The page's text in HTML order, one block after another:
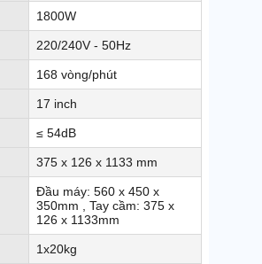
1800W
220/240V - 50Hz
168 vòng/phút
17 inch
≤ 54dB
375 x 126 x 1133 mm
Đầu máy: 560 x 450 x
350mm , Tay cầm: 375 x
126 x 1133mm
1x20kg